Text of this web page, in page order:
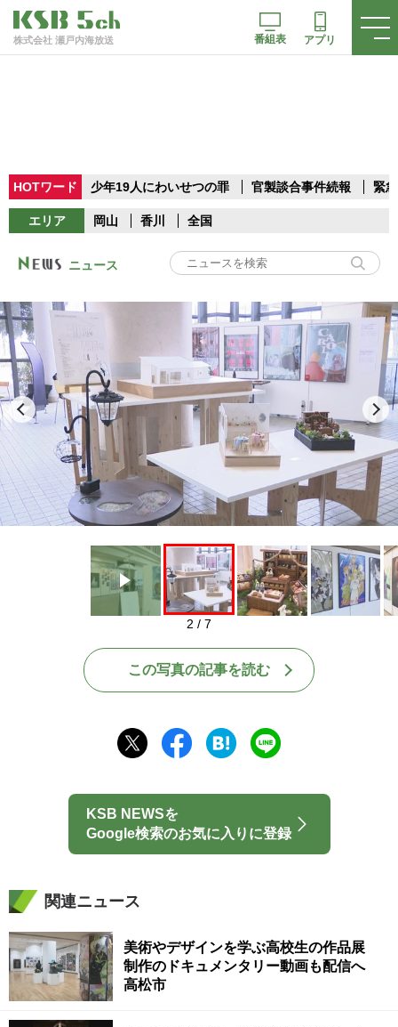
株式会社 瀬戸内海放送 番組表 アプリ
HOTワード 少年19人にわいせつの罪 官製談合事件続報 緊
エリア 岡山 香川 全国
ニュース
Play
2 / 7
この写真の記事を読む
KSB NEWSを
Google検索のお気に入りに登録
関連ニュース
美術やデザインを学ぶ高校生の作品展
制作のドキュメンタリー動画も配信へ
高松市